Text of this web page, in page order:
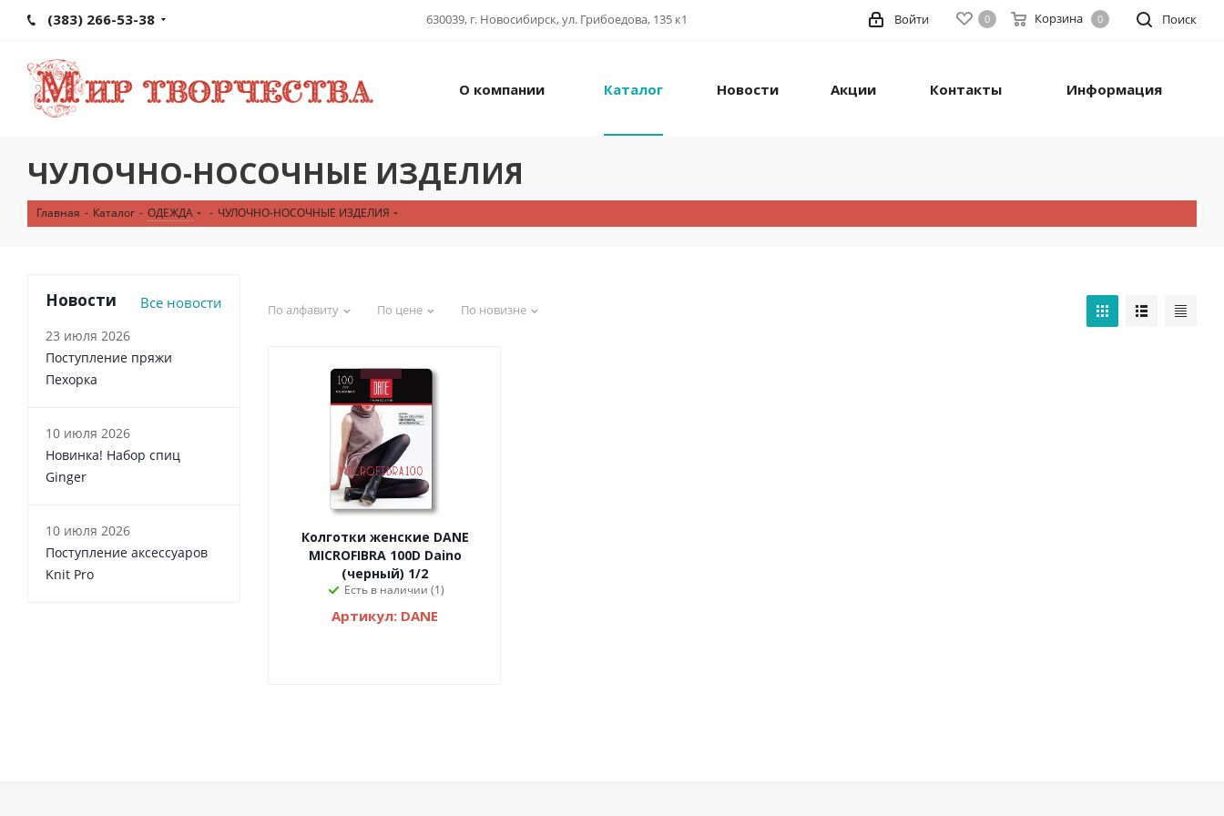
(383) 266-53-38 630039, г. Новосибирск, ул. Грибоедова, 135 к1 Поиск
0 Корзина 0
Войти
О компании Каталог Новости Акции Контакты Информация
ЧУЛОЧНО-НОСОЧНЫЕ ИЗДЕЛИЯ
Главная - Каталог - ОДЕЖДА - ЧУЛОЧНО-НОСОЧНЫЕ ИЗДЕЛИЯ
По алфавиту По цене По новизне
Колготки женские DANE
MICROFIBRA 100D Daino
(черный) 1/2
Есть в наличии (1)
Артикул: DANE
Новости Все новости
23 июля 2026
Поступление пряжи
Пехорка
10 июля 2026
Новинка! Набор спиц
Ginger
10 июля 2026
Поступление аксессуаров
Knit Pro